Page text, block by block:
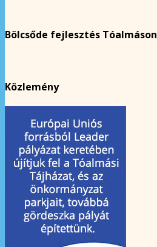
Bölcsőde fejlesztés Tóalmáson
Közlemény